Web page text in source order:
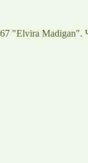
"Elvira Madigan".